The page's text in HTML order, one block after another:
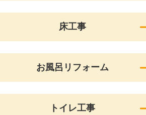
床工事
お風呂リフォーム
トイレ工事